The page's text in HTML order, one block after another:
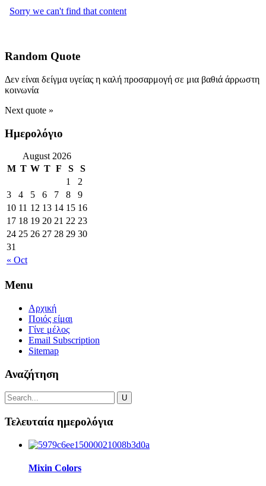
Random Quote
Δεν είναι δείγμα υγείας η καλή προσαρμογή σε μια βαθιά άρρωστη
κοινωνία
Next quote »
Ημερολόγιο
August 2026
M T W T F S S
« Oct
1
2
3
4 5 6 7 8
9
10 11 12 13 14 15 16
17 18 19 20 21 22 23
24 25 26 27 28 29 30
31
Menu
Αρχική
Ποιός είμαι
Γίνε μέλος
Email Subscription
Sitemap
Αναζήτηση
Τελευταία ημερολόγια
Mixin Colors